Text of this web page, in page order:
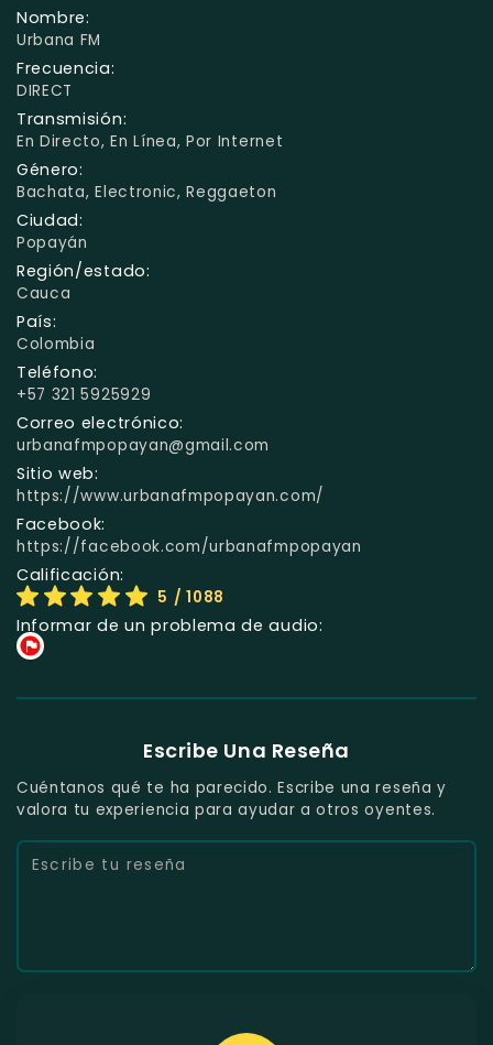
Nombre:
Urbana FM
Frecuencia:
DIRECT
Transmisión:
En Directo, En Línea, Por Internet
Género:
Bachata, Electronic, Reggaeton
Ciudad:
Popayán
Región/estado:
Cauca
País:
Colombia
Teléfono:
+57 321 5925929
Correo electrónico:
urbanafmpopayan@gmail.com
Sitio web:
https://www.urbanafmpopayan.com/
Facebook:
https://facebook.com/urbanafmpopayan
Calificación:
5 / 1088
Informar de un problema de audio:
Escribe Una Reseña
Cuéntanos qué te ha parecido. Escribe una reseña y
valora tu experiencia para ayudar a otros oyentes.